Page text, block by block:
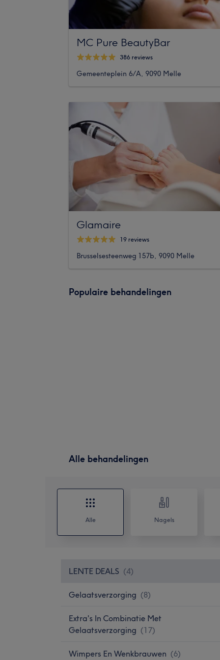
MC Pure BeautyBar
386 reviews
Gemeenteplein 6/A, 9090 Melle
Glamaire
19 reviews
Brusselsesteenweg 157b, 9090 Melle
Populaire behandelingen
Alle behandelingen
Alle Nagels
LENTE DEALS (4)
Gelaatsverzorging (8)
Extra's In Combinatie Met
Gelaatsverzorging (17)
Wimpers En Wenkbrauwen (6)